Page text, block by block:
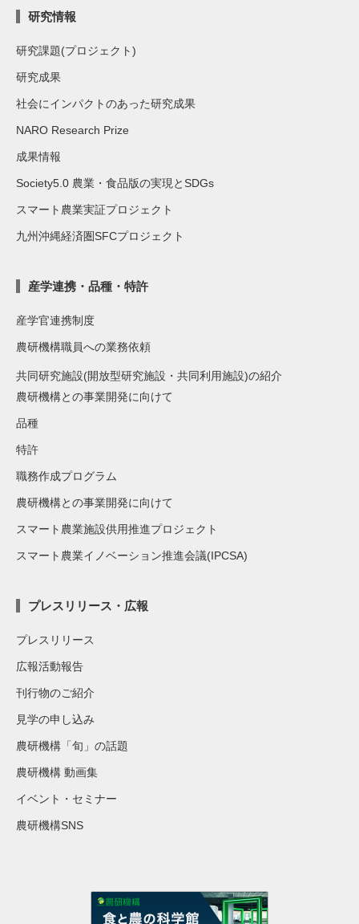
研究情報
研究課題(プロジェクト)
研究成果
社会にインパクトのあった研究成果
NARO Research Prize
成果情報
Society5.0 農業・食品版の実現とSDGs
スマート農業実証プロジェクト
九州沖縄経済圏SFCプロジェクト
産学連携・品種・特許
産学官連携制度
農研機構職員への業務依頼
共同研究施設(開放型研究施設・共同利用施設)の紹介
農研機構との事業開発に向けて
品種
特許
職務作成プログラム
農研機構との事業開発に向けて
スマート農業施設供用推進プロジェクト
スマート農業イノベーション推進会議(IPCSA)
プレスリリース・広報
プレスリリース
広報活動報告
刊行物のご紹介
見学の申し込み
農研機構「旬」の話題
農研機構 動画集
イベント・セミナー
農研機構SNS